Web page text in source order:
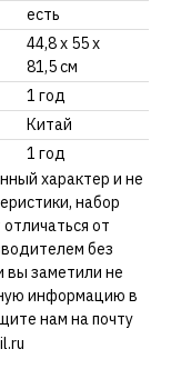
есть
44,8 х 55 х
81,5 см
1 год
Китай
1 год
характер и не
набор
от
без
вы заметили не
информацию в
нам на почту